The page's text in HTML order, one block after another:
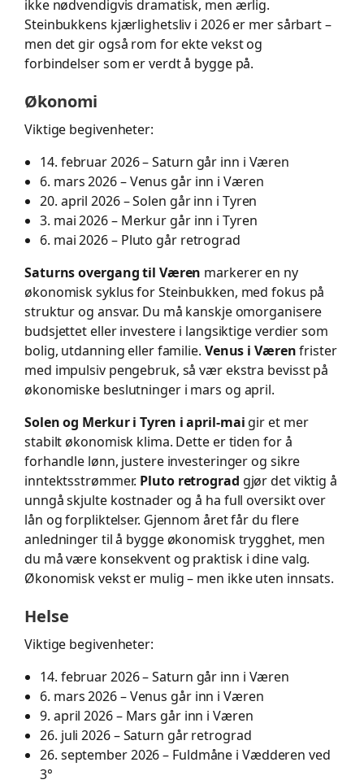
ikke nødvendigvis dramatisk, men ærlig.
Steinbukkens kjærlighetsliv i 2026 er mer sårbart –
men det gir også rom for ekte vekst og
forbindelser som er verdt å bygge på.
Økonomi
Viktige begivenheter:
14. februar 2026 – Saturn går inn i Væren
6. mars 2026 – Venus går inn i Væren
20. april 2026 – Solen går inn i Tyren
3. mai 2026 – Merkur går inn i Tyren
6. mai 2026 – Pluto går retrograd
Saturns overgang til Væren markerer en ny
økonomisk syklus for Steinbukken, med fokus på
struktur og ansvar. Du må kanskje omorganisere
budsjettet eller investere i langsiktige verdier som
bolig, utdanning eller familie. Venus i Værenfrister
med impulsiv pengebruk, så vær ekstra bevisst på
økonomiske beslutninger i mars og april.
Solen og Merkur i Tyren i april-mai gir et mer
stabilt økonomisk klima. Dette er tiden for å
forhandle lønn, justere investeringer og sikre
inntektsstrømmer. Pluto retrograd gjør det viktig å
unngå skjulte kostnader og å ha full oversikt over
lån og forpliktelser. Gjennom året får du flere
anledninger til å bygge økonomisk trygghet, men
du må være konsekvent og praktisk i dine valg.
Økonomisk vekst er mulig – men ikke uten innsats.
Helse
Viktige begivenheter:
14. februar 2026 – Saturn går inn i Væren
6. mars 2026 – Venus går inn i Væren
9. april 2026 – Mars går inn i Væren
26. juli 2026 – Saturn går retrograd
26. september 2026 – Fuldmåne i Vædderen ved
3°